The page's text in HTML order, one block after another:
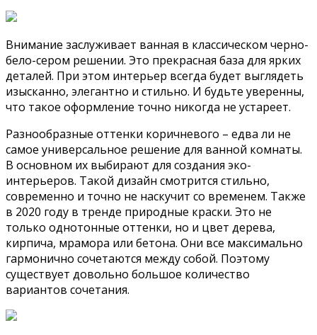
Внимание заслуживает ванная в классическом черно-
бело-сером решении. Это прекрасная база для ярких
деталей. При этом интерьер всегда будет выглядеть
изысканно, элегантно и стильно. И будьте уверенны,
что такое оформление точно никогда не устареет.
Разнообразные оттенки коричневого – едва ли не
самое универсальное решение для ванной комнаты.
В основном их выбирают для создания эко-
интерьеров. Такой дизайн смотрится стильно,
современно и точно не наскучит со временем. Также
в 2020 году в тренде природные краски. Это не
только однотонные оттенки, но и цвет дерева,
кирпича, мрамора или бетона. Они все максимально
гармонично сочетаются между собой. Поэтому
существует довольно большое количество
вариантов сочетания.